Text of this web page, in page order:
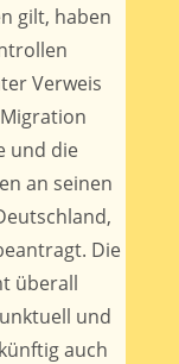
gilt, haben
Verweis
und die
an seinen
Die
überall
und
auch